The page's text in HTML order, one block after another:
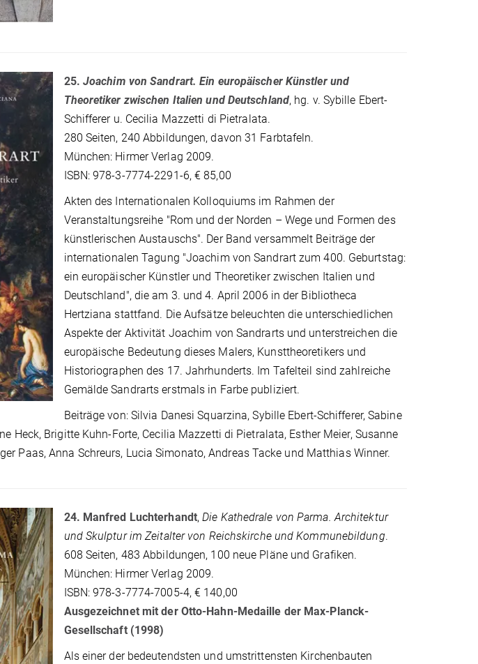
25. Joachim von Sandrart. Ein europäischer Künstler und
Theoretiker zwischen Italien und Deutschland, hg. v. Sybille Ebert-
Schifferer u. Cecilia Mazzetti di Pietralata.
280 Seiten, 240 Abbildungen, davon 31 Farbtafeln.
München: Hirmer Verlag 2009.
ISBN: 978-3-7774-2291-6, € 85,00
Akten des Internationalen Kolloquiums im Rahmen der
Veranstaltungsreihe "Rom und der Norden – Wege und Formen des
künstlerischen Austauschs". Der Band versammelt Beiträge der
internationalen Tagung "Joachim von Sandrart zum 400. Geburtstag:
ein europäischer Künstler und Theoretiker zwischen Italien und
Deutschland", die am 3. und 4. April 2006 in der Bibliotheca
Hertziana stattfand. Die Aufsätze beleuchten die unterschiedlichen
Aspekte der Aktivität Joachim von Sandrarts und unterstreichen die
europäische Bedeutung dieses Malers, Kunsttheoretikers und
Historiographen des 17. Jahrhunderts. Im Tafelteil sind zahlreiche
Gemälde Sandrarts erstmals in Farbe publiziert.
Beiträge von: Silvia Danesi Squarzina, Sybille Ebert-Schifferer, Sabine
Heck, Brigitte Kuhn-Forte, Cecilia Mazzetti di Pietralata, Esther Meier, Susanne
Paas, Anna Schreurs, Lucia Simonato, Andreas Tacke und Matthias Winner.
24. Manfred Luchterhandt,Die Kathedrale von Parma. Architektur
und Skulptur im Zeitalter von Reichskirche und Kommunebildung.
608 Seiten, 483 Abbildungen, 100 neue Pläne und Grafiken.
München: Hirmer Verlag 2009.
ISBN: 978-3-7774-7005-4, € 140,00
Ausgezeichnet mit der Otto-Hahn-Medaille der Max-Planck-
Gesellschaft (1998)
Als einer der bedeutendsten und umstrittensten Kirchenbauten